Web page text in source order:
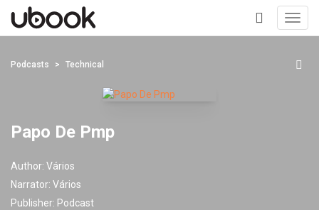
+
Podcasts Technical
Papo De Pmp
Author: Vários
Narrator: Vários
Publisher: Podcast